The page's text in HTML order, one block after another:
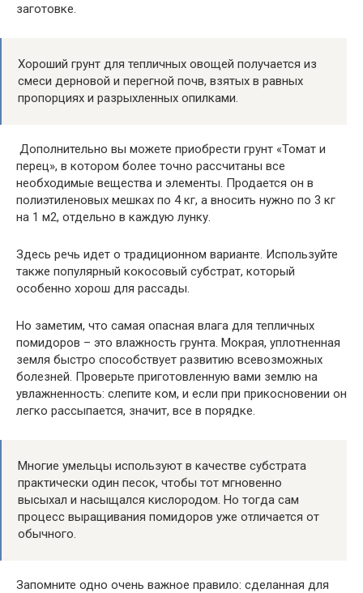
заготовке.
Хороший грунт для тепличных овощей получается из
смеси дерновой и перегной почв, взятых в равных
пропорциях и разрыхленных опилками.
Дополнительно вы можете приобрести грунт «Томат и
перец», в котором более точно рассчитаны все
необходимые вещества и элементы. Продается он в
полиэтиленовых мешках по 4 кг, а вносить нужно по 3 кг
на 1 м2, отдельно в каждую лунку.
Здесь речь идет о традиционном варианте. Используйте
также популярный кокосовый субстрат, который
особенно хорош для рассады.
Но заметим, что самая опасная влага для тепличных
помидоров – это влажность грунта. Мокрая, уплотненная
земля быстро способствует развитию всевозможных
болезней. Проверьте приготовленную вами землю на
увлажненность: слепите ком, и если при прикосновении он
легко рассыпается, значит, все в порядке.
Многие умельцы используют в качестве субстрата
практически один песок, чтобы тот мгновенно
высыхал и насыщался кислородом. Но тогда сам
процесс выращивания помидоров уже отличается от
обычного.
Запомните одно очень важное правило: сделанная для